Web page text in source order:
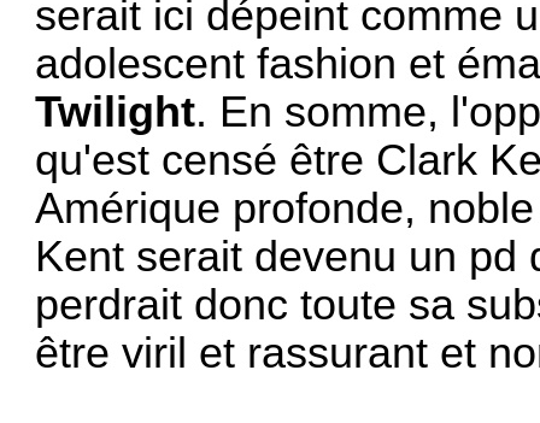
serait ici dépeint comme
adolescent fashion et
Twilight. En somme,
qu'est censé être Clark
Amérique profonde,
Kent serait devenu un pd
perdrait donc toute sa
être viril et rassurant et